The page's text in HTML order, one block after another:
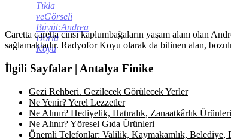
Tıkla
veGörseli
Büyüt:Andrea
Doria
Koyu
Caretta caretta cinsi kaplumbağaların yaşam alanı olan
sağlamaktadır. Radyofor Koyu olarak da bilinen alan,
İlgili Sayfalar | Antalya Finike
Gezi Rehberi. Gezilecek Görülecek Yerler
Ne Yenir? Yerel Lezzetler
Ne Alınır? Hediyelik, Hatıralık, Zanaatkârlık Ürünleri
Ne Alınır? Yöresel Gıda Ürünleri
Önemli Telefonlar: Valilik, Kaymakamlık, Belediye,